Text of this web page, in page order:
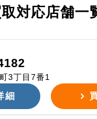
対応店舗一
3丁目7番1
細